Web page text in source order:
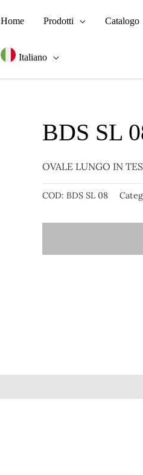
Home Prodotti Catalogo
Italiano
BDS SL
OVALE LUNGO IN
COD: BDS SL 08